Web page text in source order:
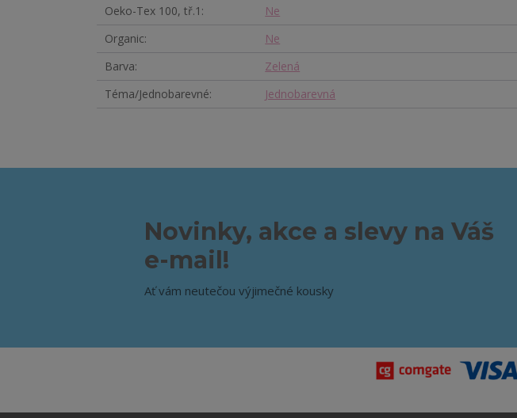
Oeko-Tex 100, tř.1
Ne
Organic
Ne
Barva
Zelená
Téma/Jednobarevné
Jednobarevná
Novinky, akce a slevy na Váš
e-mail!
Ať vám neutečou výjimečné kousky